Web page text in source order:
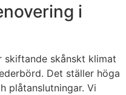
i
skånskt klimat
Det ställer höga
plåtanslutningar. Vi